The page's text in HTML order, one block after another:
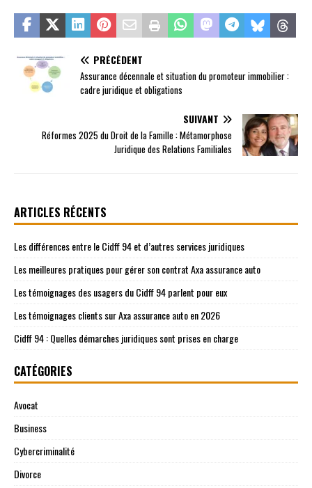
PRÉCÉDENT
Assurance décennale et situation du promoteur immobilier :
cadre juridique et obligations
SUIVANT
Réformes 2025 du Droit de la Famille : Métamorphose
Juridique des Relations Familiales
ARTICLES RÉCENTS
Les différences entre le Cidff 94 et d’autres services juridiques
Les meilleures pratiques pour gérer son contrat Axa assurance auto
Les témoignages des usagers du Cidff 94 parlent pour eux
Les témoignages clients sur Axa assurance auto en 2026
Cidff 94 : Quelles démarches juridiques sont prises en charge
CATÉGORIES
Avocat
Business
Cybercriminalité
Divorce